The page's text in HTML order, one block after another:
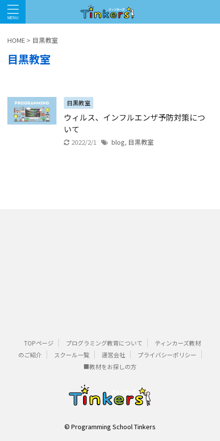
HOME > 目黒教室
目黒教室
目黒教室
ウィルス、インフルエンザ予防対策につ
いて
2022/2/1 blog, 目黒教室
TOPページ プログラミング教育について
ティンカーズ教材
のご紹介
スクール一覧 運営会社
プライバシーポリシー
■教材をお探しの方
© Programming School Tinkers